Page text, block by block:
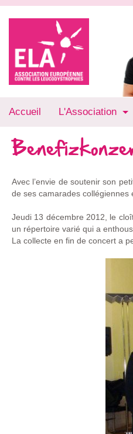
Accueil L'Association
Avec l’envie de soutenir son
de ses camarades
Jeudi 13 décembre 2012, le
un répertoire varié qui a
La collecte en fin de concert a